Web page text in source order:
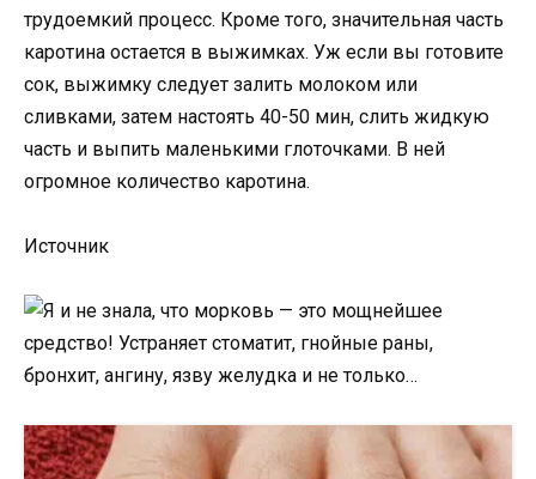
трудоемкий процесс. Кроме того, значительная часть
каротина остается в выжимках. Уж если вы готовите
сок, выжимку следует залить молоком или
сливками, затем настоять 40-50 мин, слить жидкую
часть и выпить маленькими глоточками. В ней
огромное количество каротина.
Источник